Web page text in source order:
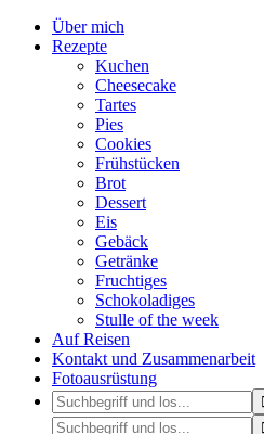
Über mich
Rezepte
Kuchen
Cheesecake
Tartes
Pies
Cookies
Frühstücken
Brot
Dessert
Eis
Gebäck
Getränke
Fruchtiges
Schokoladiges
Stulle of the week
Auf Reisen
Kontakt und Zusammenarbeit
Fotoausrüstung